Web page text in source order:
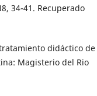
34-41. Recuperado
didáctico de
Magisterio del Rio